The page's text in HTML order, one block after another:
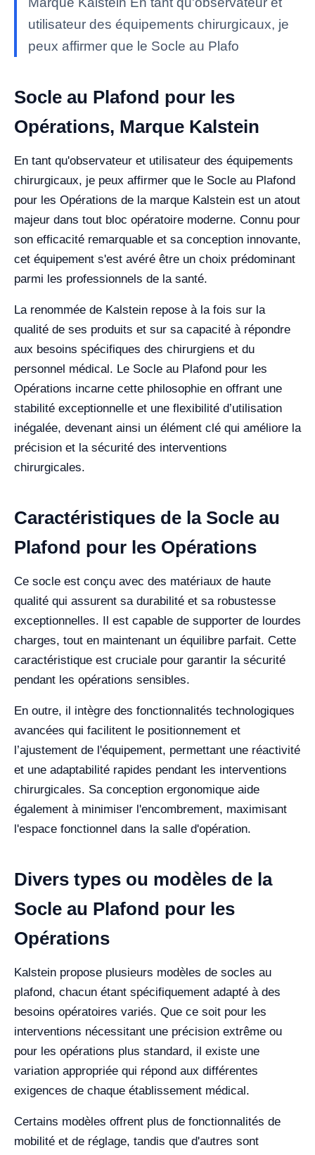
utilisateur des équipements chirurgicaux, je
peux affirmer que le Socle au Plafo
Socle au Plafond pour les
Opérations, Marque Kalstein
En tant qu'observateur et utilisateur des équipements
chirurgicaux, je peux affirmer que le Socle au Plafond
pour les Opérations de la marque Kalstein est un atout
majeur dans tout bloc opératoire moderne. Connu pour
son efficacité remarquable et sa conception innovante,
cet équipement s'est avéré être un choix prédominant
parmi les professionnels de la santé.
La renommée de Kalstein repose à la fois sur la
qualité de ses produits et sur sa capacité à répondre
aux besoins spécifiques des chirurgiens et du
personnel médical. Le Socle au Plafond pour les
Opérations incarne cette philosophie en offrant une
stabilité exceptionnelle et une flexibilité d’utilisation
inégalée, devenant ainsi un élément clé qui améliore la
précision et la sécurité des interventions
chirurgicales.
Caractéristiques de la Socle au
Plafond pour les Opérations
Ce socle est conçu avec des matériaux de haute
qualité qui assurent sa durabilité et sa robustesse
exceptionnelles. Il est capable de supporter de lourdes
charges, tout en maintenant un équilibre parfait. Cette
caractéristique est cruciale pour garantir la sécurité
pendant les opérations sensibles.
En outre, il intègre des fonctionnalités technologiques
avancées qui facilitent le positionnement et
l’ajustement de l'équipement, permettant une réactivité
et une adaptabilité rapides pendant les interventions
chirurgicales. Sa conception ergonomique aide
également à minimiser l'encombrement, maximisant
l'espace fonctionnel dans la salle d'opération.
Divers types ou modèles de la
Socle au Plafond pour les
Opérations
Kalstein propose plusieurs modèles de socles au
plafond, chacun étant spécifiquement adapté à des
besoins opératoires variés. Que ce soit pour les
interventions nécessitant une précision extrême ou
pour les opérations plus standard, il existe une
variation appropriée qui répond aux différentes
exigences de chaque établissement médical.
Certains modèles offrent plus de fonctionnalités de
mobilité et de réglage, tandis que d'autres sont